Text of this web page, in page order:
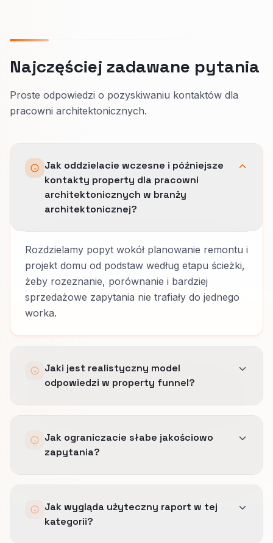
Najczęściej zadawane pytania
Proste odpowiedzi o pozyskiwaniu kontaktów dla
pracowni architektonicznych.
Jak oddzielacie wczesne i późniejsze
kontakty property dla pracowni
architektonicznych w branży
architektonicznej?
Rozdzielamy popyt wokół planowanie remontu i
projekt domu od podstaw według etapu ścieżki,
żeby rozeznanie, porównanie i bardziej
sprzedażowe zapytania nie trafiały do jednego
worka.
Jaki jest realistyczny model
odpowiedzi w property funnel?
etapy wymagają różnej obsługi.
Jak ograniczacie słabe jakościowo
zapytania?
projektu i powagę intencji, żeby niewłaściwe
kontakty nie zalewały zespołu zanim pokażą
Jak wygląda użyteczny raport w tej
kategorii?